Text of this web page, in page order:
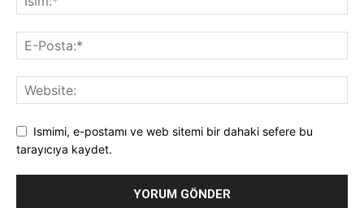
Ismimi, e-postamı ve web sitemi bir dahaki sefere bu
tarayıcıya kaydet.